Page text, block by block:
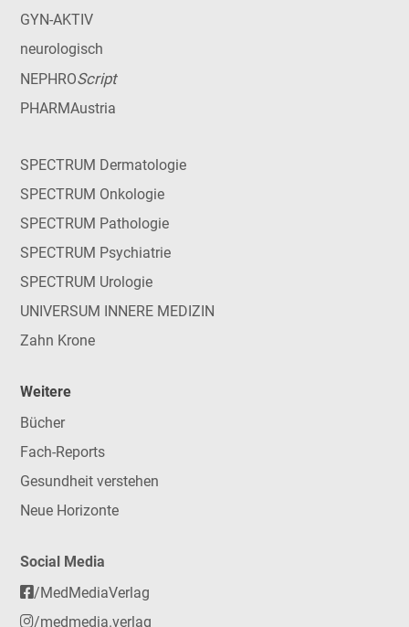
GYN-AKTIV
neurologisch
NEPHROScript
PHARMAustria
SPECTRUM Dermatologie
SPECTRUM Onkologie
SPECTRUM Pathologie
SPECTRUM Psychiatrie
SPECTRUM Urologie
UNIVERSUM INNERE MEDIZIN
Zahn Krone
Weitere
Bücher
Fach-Reports
Gesundheit verstehen
Neue Horizonte
Social Media
/MedMediaVerlag
/medmedia.verlag